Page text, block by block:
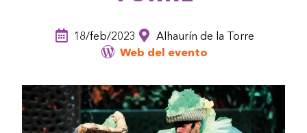
18/feb/2023
Alhaurín de la Torre
Web del evento